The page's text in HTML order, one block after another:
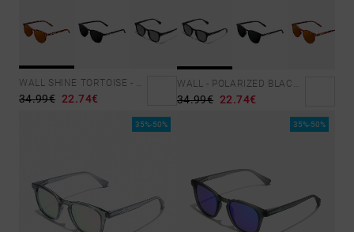
WALL SHINE TORTOISE - AMBAR POLARIZED
34.99€ 22.74€ 34.99€ 22.74€
35%-50% 35%-50%